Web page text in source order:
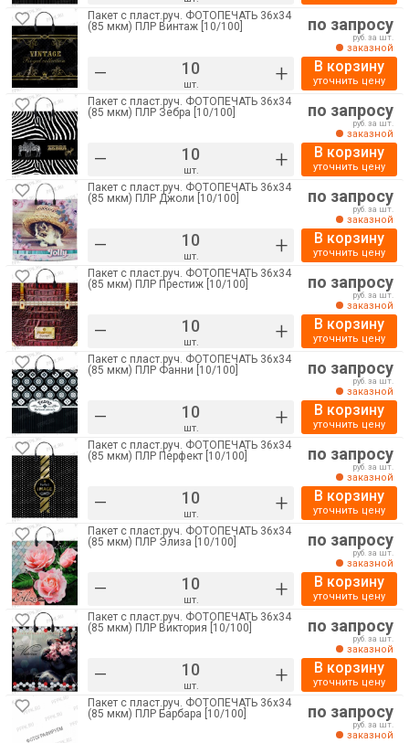
Пакет с пласт.руч. ФОТОПЕЧАТЬ 36х34
(85 мкм) ПЛР Винтаж [10/100]
– шт. +
по запросу
руб. за шт.
заказной
В корзину
уточнить цену
Пакет с пласт.руч. ФОТОПЕЧАТЬ 36х34
(85 мкм) ПЛР Зебра [10/100]
– шт. +
по запросу
руб. за шт.
заказной
В корзину
уточнить цену
Пакет с пласт.руч. ФОТОПЕЧАТЬ 36х34
(85 мкм) ПЛР Джоли [10/100]
– шт. +
по запросу
руб. за шт.
заказной
В корзину
уточнить цену
Пакет с пласт.руч. ФОТОПЕЧАТЬ 36х34
(85 мкм) ПЛР Престиж [10/100]
– шт. +
по запросу
руб. за шт.
заказной
В корзину
уточнить цену
Пакет с пласт.руч. ФОТОПЕЧАТЬ 36х34
(85 мкм) ПЛР Фанни [10/100]
– шт. +
по запросу
руб. за шт.
заказной
В корзину
уточнить цену
Пакет с пласт.руч. ФОТОПЕЧАТЬ 36х34
(85 мкм) ПЛР Перфект [10/100]
– шт. +
по запросу
руб. за шт.
заказной
В корзину
уточнить цену
Пакет с пласт.руч. ФОТОПЕЧАТЬ 36х34
(85 мкм) ПЛР Элиза [10/100]
– шт. +
по запросу
руб. за шт.
заказной
В корзину
уточнить цену
Пакет с пласт.руч. ФОТОПЕЧАТЬ 36х34
(85 мкм) ПЛР Виктория [10/100]
– шт. +
по запросу
руб. за шт.
заказной
В корзину
уточнить цену
Пакет с пласт.руч. ФОТОПЕЧАТЬ 36х34
(85 мкм) ПЛР Барбара [10/100]
по запросу
руб. за шт.
заказной